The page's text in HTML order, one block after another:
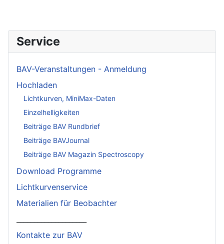
Service
BAV-Veranstaltungen - Anmeldung
Hochladen
Lichtkurven, MiniMax-Daten
Einzelhelligkeiten
Beiträge BAV Rundbrief
Beiträge BAVJournal
Beiträge BAV Magazin Spectroscopy
Download Programme
Lichtkurvenservice
Materialien für Beobachter
Kontakte zur BAV